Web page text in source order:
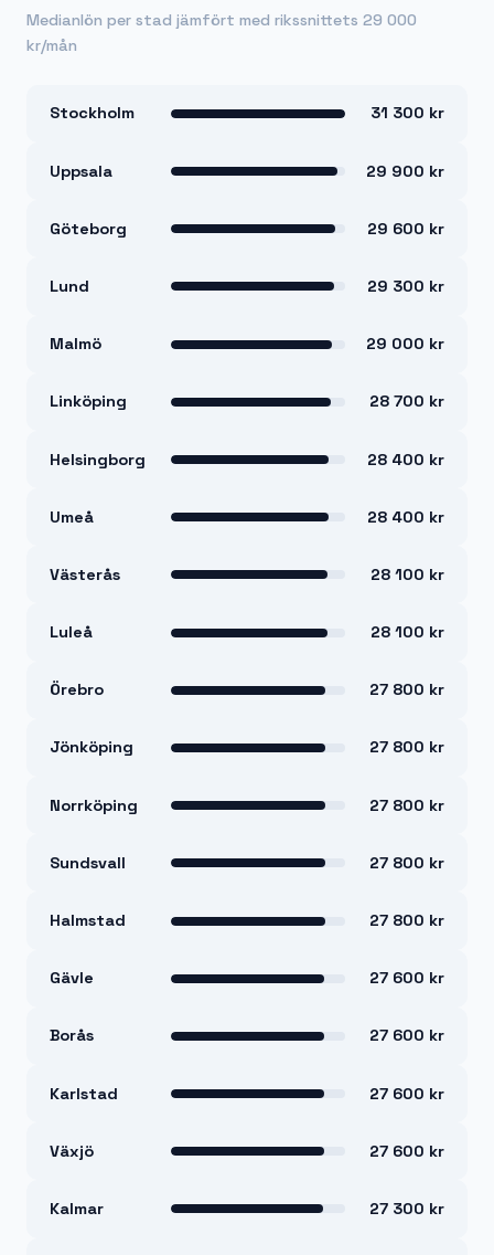
Medianlön per stad jämfört med rikssnittets 29 000
kr/mån
Stockholm 31 300 kr
Uppsala 29 900 kr
Göteborg 29 600 kr
Lund 29 300 kr
Malmö 29 000 kr
Linköping 28 700 kr
Helsingborg 28 400 kr
Umeå 28 400 kr
Västerås 28 100 kr
Luleå 28 100 kr
Örebro 27 800 kr
Jönköping 27 800 kr
Norrköping 27 800 kr
Sundsvall 27 800 kr
Halmstad 27 800 kr
Gävle 27 600 kr
Borås 27 600 kr
Karlstad 27 600 kr
Växjö 27 600 kr
Kalmar 27 300 kr